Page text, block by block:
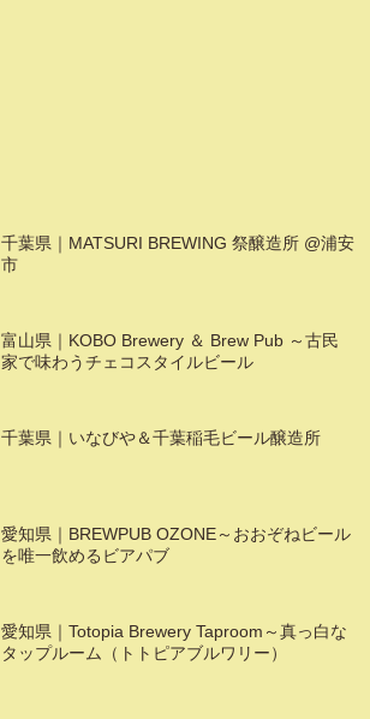
千葉県｜MATSURI BREWING 祭醸造所 @浦安
市
富山県｜KOBO Brewery ＆ Brew Pub ～古民
家で味わうチェコスタイルビール
千葉県｜いなびや＆千葉稲毛ビール醸造所
愛知県｜BREWPUB OZONE～おおぞねビール
を唯一飲めるビアパブ
愛知県｜Totopia Brewery Taproom～真っ白な
タップルーム（トトピアブルワリー）